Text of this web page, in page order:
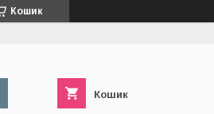
Кошик
Кошик